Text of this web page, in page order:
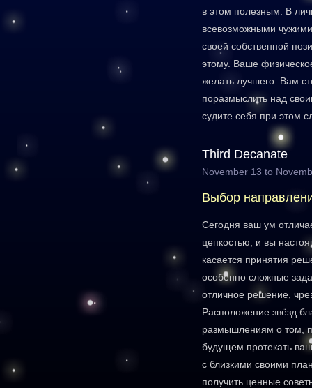
в этом полезным. В
всевозможными
своей собственной
этому. Ваше
желать лучшего. Вам
поразмыслить над
судите себя при этом
Third Decanate
November 13 to
Выбор
Сегодня ваш ум
цепкостью, и вы
касается принятия
особенно сложные
отличное решение,
Расположение звёзд
размышлениям о том,
будущем протекать
с близкими своими
получить ценные